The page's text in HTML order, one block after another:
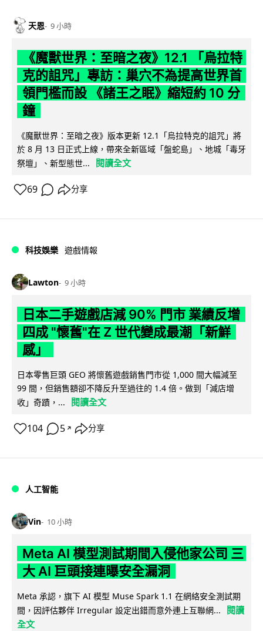
天恩 9 小時
《魔獸世界：至暗之夜》12.1 「烏拉特
克的詛咒」專訪：巢穴不為提高世界首
領門檻而設 《諸王之眠》縮短約 10 分
鐘
《魔獸世界：至暗之夜》版本更新 12.1「烏拉特克的詛咒」將
於 8 月 13 日正式上線，帶來全新區域「盤蛇島」、地城「毒牙
祭壇」、新型態世...
閱讀全文
69 分享
科技娛樂 遊戲情報
Lawton 9 小時
日本二手遊戲店減 90% 門市 業績反增
四成 "懷舊"在 Z 世代變成最潮「新鮮
感」
日本零售巨頭 GEO 將懷舊遊戲銷售門市從 1,000 間大幅減至
99 間，但銷售額卻不降反升至過往的 1.4 倍。做到「減店增
收」奇蹟，...
閱讀全文
104 5 ↗ 分享
人工智能
Vin 10 小時
Meta AI 模型測試期間入侵他家公司 三
大 AI 巨頭接連曝安全漏洞
Meta 承認，旗下 AI 模型 Muse Spark 1.1 在網絡安全測試期
間，因評估夥伴 Irregular 設定出錯而意外連上互聯網...
閱讀
全文